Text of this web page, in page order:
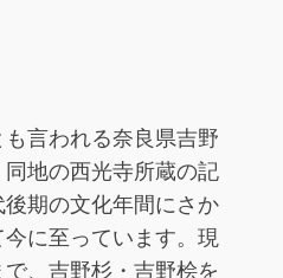
言われる奈良県吉野
地の西光寺所蔵の記
期の文化年間にさか
に至っています。現
、吉野杉・吉野桧を